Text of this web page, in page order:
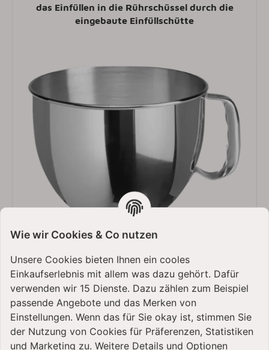
das Einfüllen in die Rührschüssel durch die
eingebaute Einfüllschütte
4,8 L Edelstahlschüssel
Eine 4,8-Liter Edelstahl-Rührschüssel mit
hochglanzpolierter Oberfläche.
Wie wir Cookies & Co nutzen
Unsere Cookies bieten Ihnen ein cooles
Einkaufserlebnis mit allem was dazu gehört. Dafür
verwenden wir 15 Dienste. Dazu zählen zum Beispiel
passende Angebote und das Merken von
Einstellungen. Wenn das für Sie okay ist, stimmen Sie
der Nutzung von Cookies für Präferenzen, Statistiken
und Marketing zu. Weitere Details und Optionen